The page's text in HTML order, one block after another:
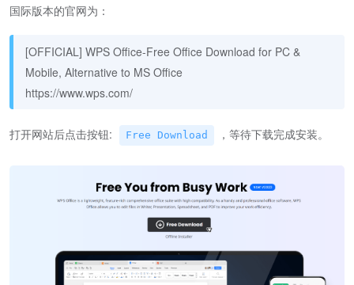
国际版本的官网为：
[OFFICIAL] WPS Office-Free Office Download for PC &
Mobile, Alternative to MS Office
https://www.wps.com/
打开网站后点击按钮: Free Download ，等待下载完成安装。